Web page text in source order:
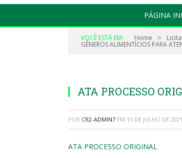
PÁGINA
VOCÊ ESTÁ EM: Home »
GÊNEROS ALIMENTÍCIOS PARA
ATA PROCESSO
POR CR2-ADMIN7 EM 13 DE JULHO DE 2021
ATA PROCESSO ORIGINAL